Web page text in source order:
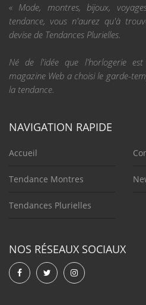
« Mode, montres, bijoux,
tendance, vous n'aurez qu'à
devise de Tendances Plurielles.
Né de l'idée que l'horlogerie
magazine Web a choisi le garde-
la tendance.
NAVIGATION RAPIDE
Accueil
Tendance Montres
Tendances Plurielles
NOS RÉSEAUX SOCIAUX